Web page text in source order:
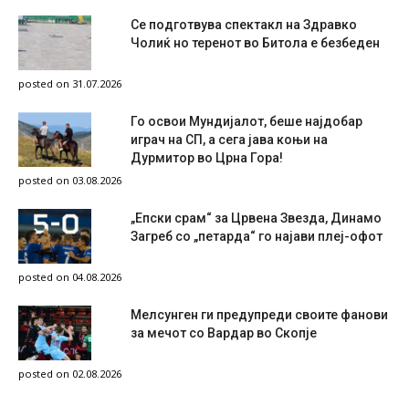
Се подготвува спектакл на Здравко
Чолиќ но теренот во Битола е безбеден
posted on 31.07.2026
Го освои Мундијалот, беше најдобар
играч на СП, а сега јава коњи на
Дурмитор во Црна Гора!
posted on 03.08.2026
„Епски срам“ за Црвена Звезда, Динамо
Загреб со „петарда“ го најави плеј-офот
posted on 04.08.2026
Мелсунген ги предупреди своите фанови
за мечот со Вардар во Скопје
posted on 02.08.2026